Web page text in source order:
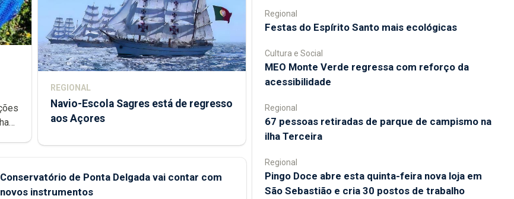
REGIONAL
Navio-Escola Sagres está de regresso
aos Açores
Conservatório de Ponta Delgada vai contar com
novos instrumentos
Regional
Festas do Espírito Santo mais ecológicas
Cultura e Social
MEO Monte Verde regressa com reforço da
acessibilidade
Regional
67 pessoas retiradas de parque de campismo na
ilha Terceira
Regional
Pingo Doce abre esta quinta-feira nova loja em
São Sebastião e cria 30 postos de trabalho